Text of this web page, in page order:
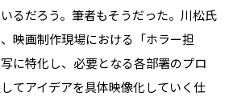
るだろう。筆者もそうだった。川松氏
映画制作現場における「ホラー担
に特化し、必要となる各部署のプロ
てアイデアを具体映像化していく仕